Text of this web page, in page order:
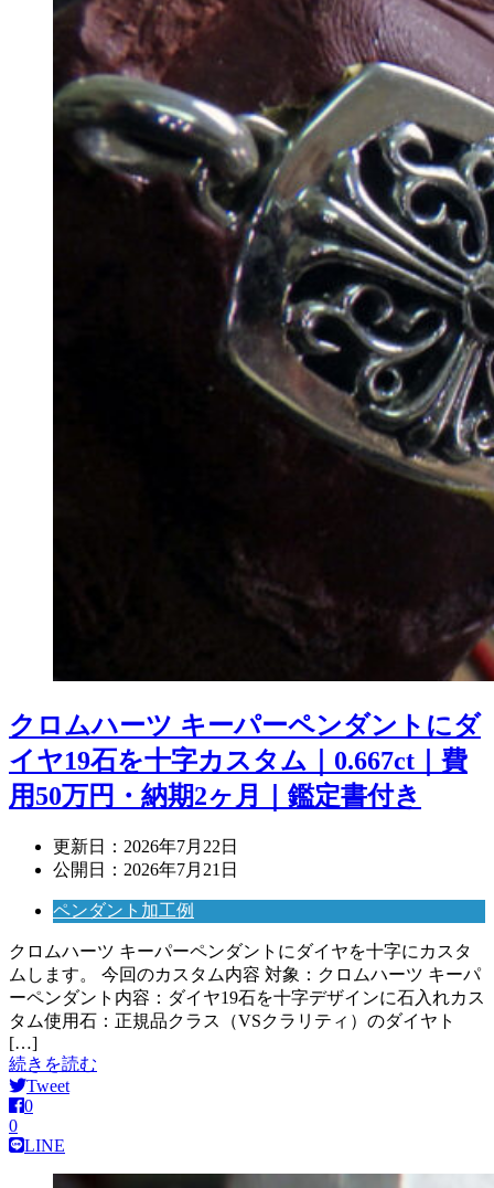
クロムハーツ キーパーペンダントにダ
イヤ19石を十字カスタム｜0.667ct｜費
用50万円・納期2ヶ月｜鑑定書付き
更新日： 2026年7月22日
公開日： 2026年7月21日
ペンダント加工例
クロムハーツ キーパーペンダントにダイヤを十字にカスタ
ムします。 今回のカスタム内容 対象：クロムハーツ キーパ
ーペンダント内容：ダイヤ19石を十字デザインに石入れカス
タム使用石：正規品クラス（VSクラリティ）のダイヤト
[…]
続きを読む
Tweet
0
0
LINE